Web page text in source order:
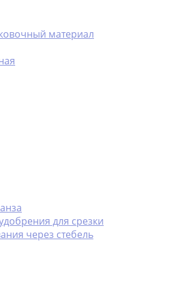
материал
для срезки
через стебель